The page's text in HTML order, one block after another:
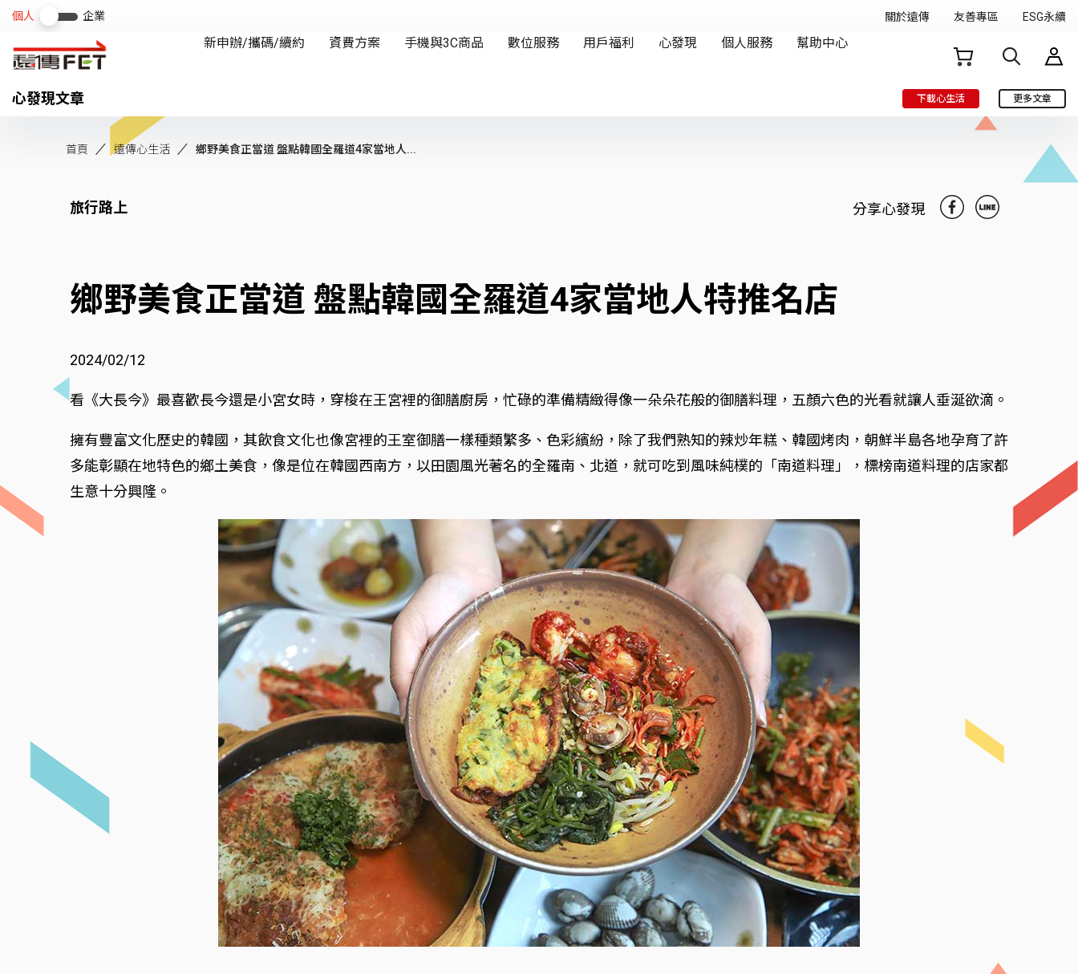
心發現文章 下載心生活 更多文章
首頁 遠傳心生活 鄉野美食正當道 盤點韓國全羅道4家當地人...
旅行路上 分享心發現
鄉野美食正當道 盤點韓國全羅道4家當地人特推名店
2024/02/12
看《大長今》最喜歡長今還是小宮女時，穿梭在王宮裡的御膳廚房，忙碌的準備精緻得像一朵朵花般的御膳料理，五顏六色的光看就讓人垂涎欲滴。
擁有豐富文化歷史的韓國，其飲食文化也像宮裡的王室御膳一樣種類繁多、色彩繽紛，除了我們熟知的辣炒年糕、韓國烤肉，朝鮮半島各地孕育了許
多能彰顯在地特色的鄉土美食，像是位在韓國西南方，以田園風光著名的全羅南、北道，就可吃到風味純樸的「南道料理」，標榜南道料理的店家都
生意十分興隆。